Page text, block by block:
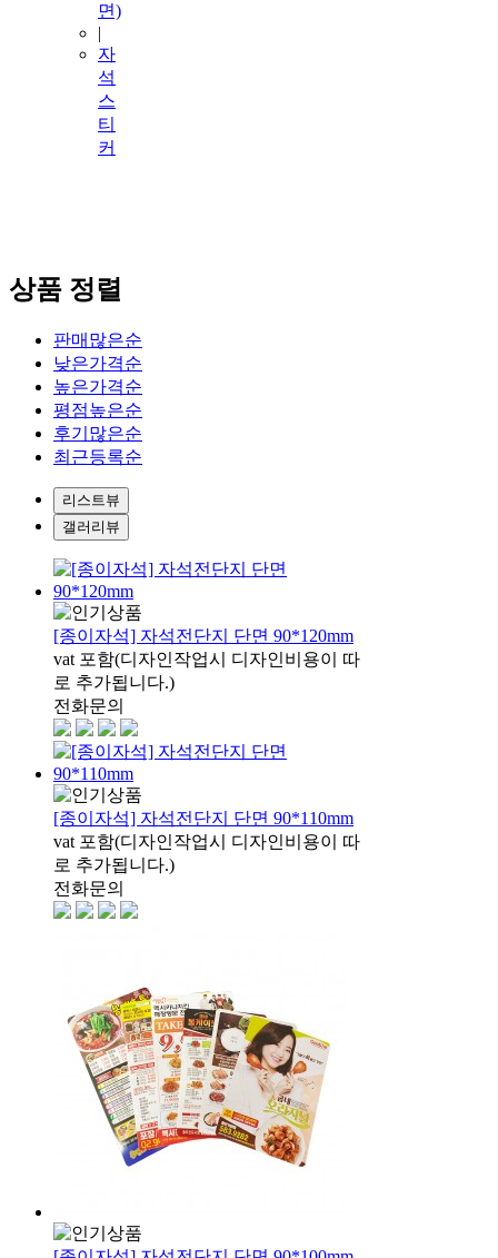
면)
|
자
석
스
티
커
상품 정렬
판매많은순
낮은가격순
높은가격순
평점높은순
후기많은순
최근등록순
리스트뷰
갤러리뷰
[종이자석] 자석전단지 단면 90*120mm
vat 포함(디자인작업시 디자인비용이 따
로 추가됩니다.)
전화문의
[종이자석] 자석전단지 단면 90*110mm
vat 포함(디자인작업시 디자인비용이 따
로 추가됩니다.)
전화문의